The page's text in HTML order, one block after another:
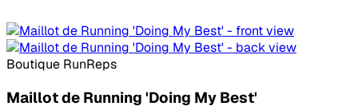
Boutique RunReps
Maillot de Running 'Doing My Best'